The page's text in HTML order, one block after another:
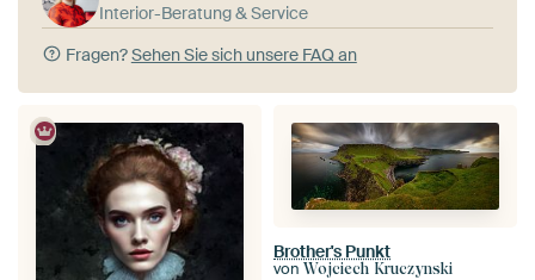
Interior-Beratung & Service
Fragen?Sehen Sie sich unsere FAQ an
Brother's Punkt
von Wojciech Kruczynski